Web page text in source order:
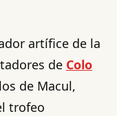
artífice de la
de Colo
de Macul,
trofeo